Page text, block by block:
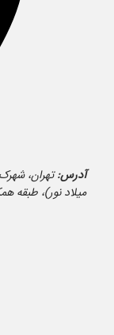
آدرس:تهران،
میلاد نور)، طبقه همکف